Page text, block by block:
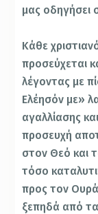
μας οδηγήσει
Κάθε
προσεύχεται
λέγοντας με
Ελέησόν με»
αγαλλίασης
προσευχή
στον Θεό και
τόσο
προς τον
ξεπηδά από τα